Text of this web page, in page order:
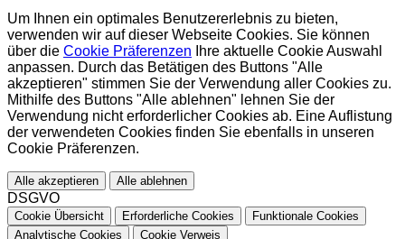
Um Ihnen ein optimales Benutzererlebnis zu bieten,
verwenden wir auf dieser Webseite Cookies. Sie können
über die Cookie Präferenzen Ihre aktuelle Cookie Auswahl
anpassen. Durch das Betätigen des Buttons "Alle
akzeptieren" stimmen Sie der Verwendung aller Cookies zu.
Mithilfe des Buttons "Alle ablehnen" lehnen Sie der
Verwendung nicht erforderlicher Cookies ab. Eine Auflistung
der verwendeten Cookies finden Sie ebenfalls in unseren
Cookie Präferenzen.
Alle akzeptieren Alle ablehnen
DSGVO
Cookie Übersicht Erforderliche Cookies
Funktionale Cookies
Analytische Cookies
Cookie Verweis